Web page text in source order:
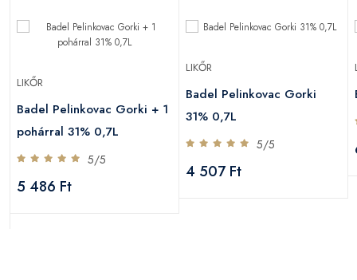
LIKŐR
Badel Pelinkovac Gorki + 1
pohárral 31% 0,7L
5/5
5 486 Ft
LIKŐR
Badel Pelinkovac Gorki
31% 0,7L
5/5
4 507 Ft